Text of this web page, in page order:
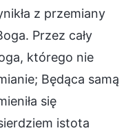
z przemiany
Przez cały
którego nie
Będąca samą
się
istota